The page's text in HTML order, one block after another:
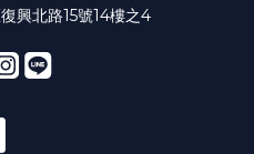
興北路15號14樓之4